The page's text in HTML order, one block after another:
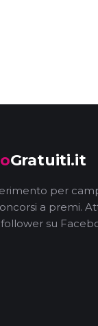
Gratuiti.it
per
a premi.
su